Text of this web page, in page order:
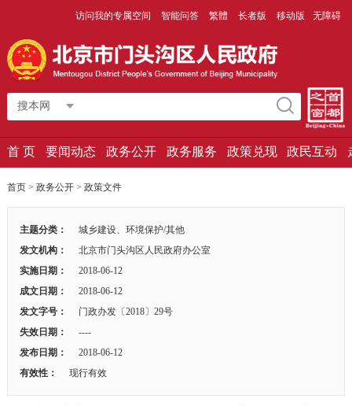
访问我的专属空间 智能问答 繁體 长者版 移动版 无障碍
搜本网
首 页 要闻动态 政务公开 政务服务 政策兑现 政民互动
首页> 政务公开> 政策文件
主题分类：
城乡建设、环境保护/其他
发文机构：
北京市门头沟区人民政府办公室
实施日期：
2018-06-12
成文日期：
2018-06-12
发文字号：
门政办发〔2018〕29号
失效日期：
----
发布日期：
2018-06-12
有效性：
现行有效